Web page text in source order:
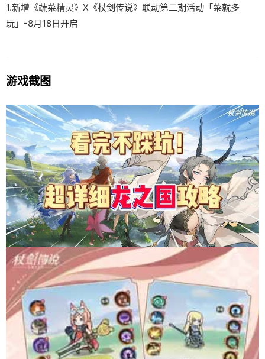
1.新增《蔬菜精灵》X《杖剑传说》联动第二期活动「菜就多
玩」-8月18日开启
游戏截图